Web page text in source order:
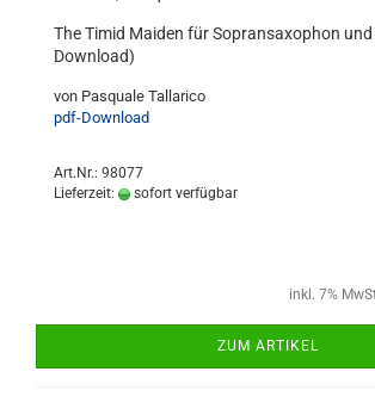
The Timid Maiden für Sopransaxophon
Download)
von Pasquale Tallarico
pdf-Download
Art.Nr.: 98077
Lieferzeit:
sofort verfügbar
inkl. 7%
ZUM ARTIKEL